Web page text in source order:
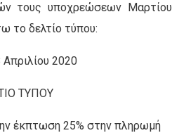
τους υποχρεώσεων Μαρτίου
το δελτίο τύπου:
2020
ΤΥΠΟΥ
έκπτωση 25% στην πληρωμή